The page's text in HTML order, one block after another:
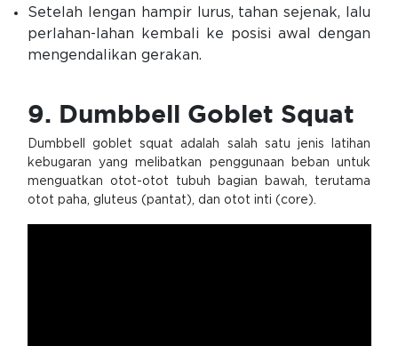
Setelah lengan hampir lurus, tahan sejenak, lalu
perlahan-lahan kembali ke posisi awal dengan
mengendalikan gerakan.
9. Dumbbell Goblet Squat
Dumbbell goblet squat adalah salah satu jenis latihan
kebugaran yang melibatkan penggunaan beban untuk
menguatkan otot-otot tubuh bagian bawah, terutama
otot paha, gluteus (pantat), dan otot inti (core).